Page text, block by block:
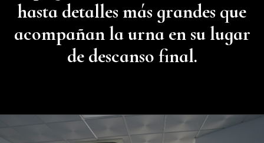
hasta detalles más grandes que
acompañan la urna en su lugar
de descanso final.